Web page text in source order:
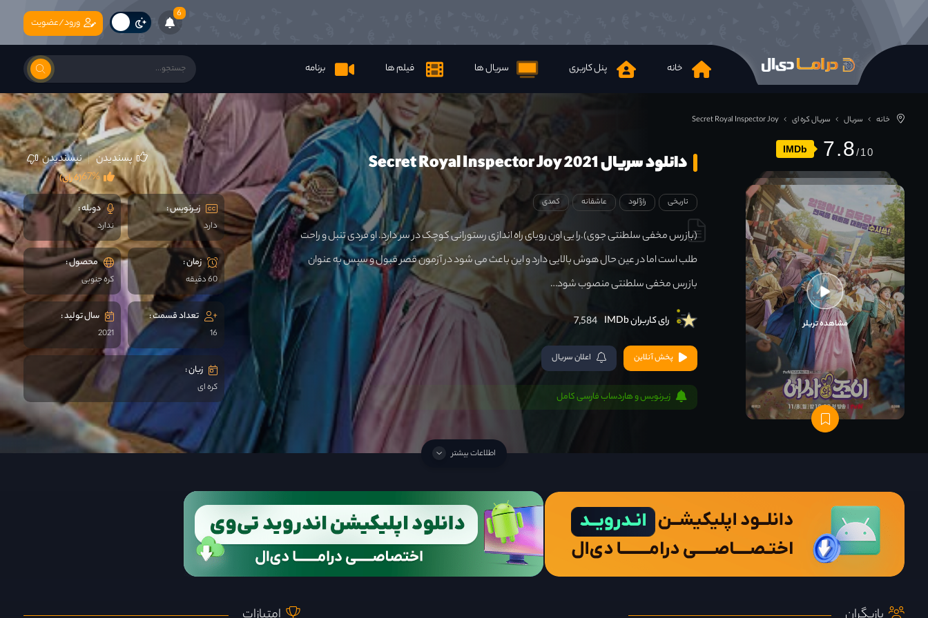
6
خانه پنل کاربری سریال ها فیلم ها برنامه
ورود/عضویت
خانه سریال سریال کره ای Secret Royal Inspector Joy
IMDb 7.8
مشاهده تریلر
دانلود سریال Secret Royal Inspector Joy 2021 پسندیدن نپسندیدن
(6 رای)67%
تاریخی رازآلود عاشقانه کمدی
(بازرس مخفی سلطنتی جوی).را یی اون رویای راه اندازی رستورانی کوچک در سر دارد. او فردی تنبل و راحت
طلب است اما در عین حال هوش بالایی دارد و این باعث می شود در آزمون قصر قبول و سپس به عنوان
بازرس مخفی سلطنتی منصوب شود…
رای کاربران IMDb 7,584
پخش آنلاین اعلان سریال
زیرنویس و هاردساب فارسی کامل
زیرنویس :
دارد
دوبله :
ندارد
زمان :
60 دقیقه
محصول :
کره جنوبی
تعداد قسمت :
16
سال تولید :
2021
زبان :
کره ای
اطلاعات بیشتر